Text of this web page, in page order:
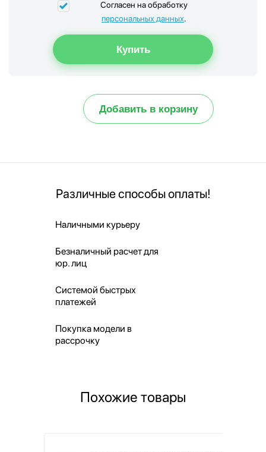
Согласен на обработку
персональных данных.
Добавить в корзину
Различные способы оплаты!
Наличными курьеру
Безналичный расчет для
юр. лиц
Системой быстрых
платежей
Покупка модели в
рассрочку
Похожие товары